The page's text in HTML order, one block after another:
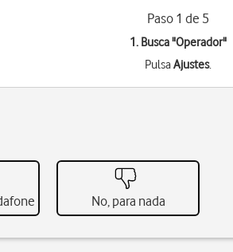
Paso 1 de 5
1. Busca "Operador"
PulsaAjustes.
No, para nada